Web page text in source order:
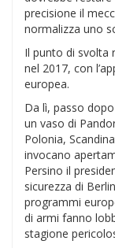
precisione il
normalizza uno
Il punto di svolta
nel 2017, con
europea.
Da lì, passo
un vaso di
Polonia,
invocano
Persino il
sicurezza di
programmi
di armi fanno
stagione